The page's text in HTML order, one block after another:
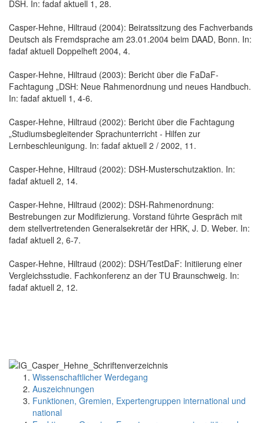
DSH. In: fadaf aktuell 1, 28.
Casper-Hehne, Hiltraud (2004): Beiratssitzung des Fachverbands
Deutsch als Fremdsprache am 23.01.2004 beim DAAD, Bonn. In:
fadaf aktuell Doppelheft 2004, 4.
Casper-Hehne, Hiltraud (2003): Bericht über die FaDaF-
Fachtagung „DSH: Neue Rahmenordnung und neues Handbuch.
In: fadaf aktuell 1, 4-6.
Casper-Hehne, Hiltraud (2002): Bericht über die Fachtagung
„Studiumsbegleitender Sprachunterricht - Hilfen zur
Lernbeschleunigung. In: fadaf aktuell 2 / 2002, 11.
Casper-Hehne, Hiltraud (2002): DSH-Musterschutzaktion. In:
fadaf aktuell 2, 14.
Casper-Hehne, Hiltraud (2002): DSH-Rahmenordnung:
Bestrebungen zur Modifizierung. Vorstand führte Gespräch mit
dem stellvertretenden Generalsekretär der HRK, J. D. Weber. In:
fadaf aktuell 2, 6-7.
Casper-Hehne, Hiltraud (2002): DSH/TestDaF: Initiierung einer
Vergleichsstudie. Fachkonferenz an der TU Braunschweig. In:
fadaf aktuell 2, 12.
Wissenschaftlicher Werdegang
Auszeichnungen
Funktionen, Gremien, Expertengruppen international und
national